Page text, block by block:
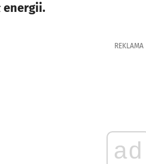
energii.
REKLAMA
ad